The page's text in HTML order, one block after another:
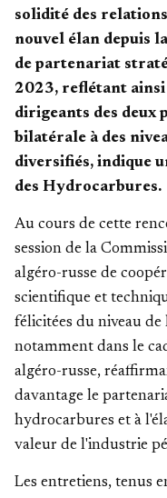
solidité des
nouvel élan depuis
de partenariat
2023, reflétant ainsi
dirigeants des deux
bilatérale à des
diversifiés, indique
des Hydrocarbures.
Au cours de cette
session de la
algéro-russe de
scientifique et
félicitées du niveau
notamment dans le
algéro-russe,
davantage le
hydrocarbures et à
valeur de l'industrie
Les entretiens, tenus